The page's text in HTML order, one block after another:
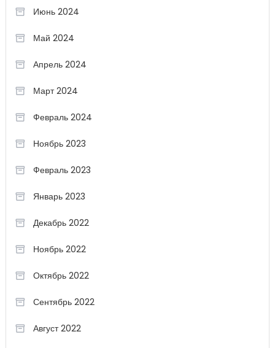
Июнь 2024
Май 2024
Апрель 2024
Март 2024
Февраль 2024
Ноябрь 2023
Февраль 2023
Январь 2023
Декабрь 2022
Ноябрь 2022
Октябрь 2022
Сентябрь 2022
Август 2022